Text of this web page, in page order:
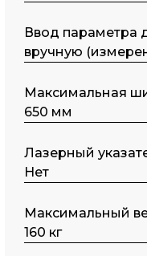
Ввод параметра
вручную
Максимальная
650 мм
Лазерный
Нет
Максимальный
160 кг